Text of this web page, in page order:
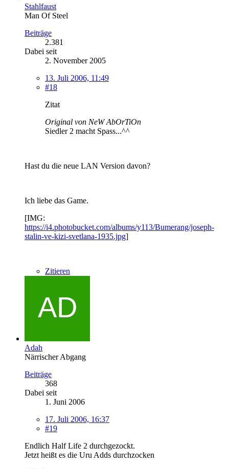
Stahlfaust
Man Of Steel
Beiträge
2.381
Dabei seit
2. November 2005
13. Juli 2006, 11:49
#18
Zitat
Original von NeW AbOrTiOn
Siedler 2 macht Spass...^^
Hast du die neue LAN Version davon?
Ich liebe das Game.
[IMG:
https://i4.photobucket.com/albums/y113/Bumerang/joseph-
stalin-ve-kizi-svetlana-1935.jpg]
Zitieren
Adah
Närrischer Abgang
Beiträge
368
Dabei seit
1. Juni 2006
17. Juli 2006, 16:37
#19
Endlich Half Life 2 durchgezockt.
Jetzt heißt es die Uru Adds durchzocken